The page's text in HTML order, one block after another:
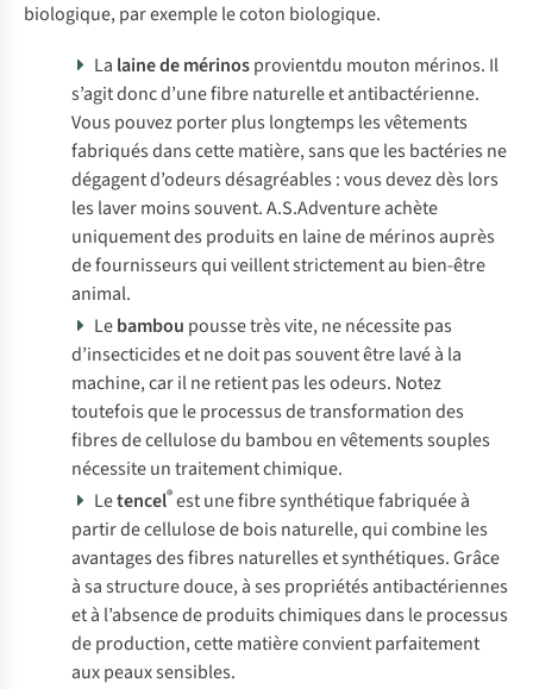
biologique, par exemple le coton biologique.
La laine de mérinosprovientdu mouton mérinos. Il
s’agit donc d’une fibre naturelle et antibactérienne.
Vous pouvez porter plus longtemps les vêtements
fabriqués dans cette matière, sans que les bactéries ne
dégagent d’odeurs désagréables : vous devez dès lors
les laver moins souvent. A.S.Adventure achète
uniquement des produits en laine de mérinos auprès
de fournisseurs qui veillent strictement au bien-être
animal.
Lebambou pousse très vite, ne nécessite pas
d’insecticides et ne doit pas souvent être lavé à la
machine, car il ne retient pas les odeurs. Notez
toutefois que le processus de transformation des
fibres de cellulose du bambou en vêtements souples
nécessite un traitement chimique.
Letencel®est une fibre synthétique fabriquée à
partir de cellulose de bois naturelle, qui combine les
avantages des fibres naturelles et synthétiques. Grâce
à sa structure douce, à ses propriétés antibactériennes
et à l’absence de produits chimiques dans le processus
de production, cette matière convient parfaitement
aux peaux sensibles.